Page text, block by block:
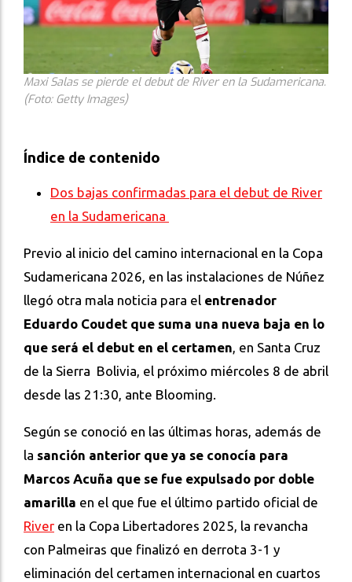
Maxi Salas se pierde el debut de River en la Sudamericana.
(Foto: Getty Images)
Índice de contenido
Dos bajas confirmadas para el debut de River
en la Sudamericana
Previo al inicio del camino internacional en la Copa
Sudamericana 2026, en las instalaciones de Núñez
llegó otra mala noticia para el entrenador
Eduardo Coudet que suma una nueva baja en lo
que será el debut en el certamen, en Santa Cruz
de la Sierra Bolivia, el próximo miércoles 8 de abril
desde las 21:30, ante Blooming.
Según se conoció en las últimas horas, además de
la sanción anterior que ya se conocía para
Marcos Acuña que se fue expulsado por doble
amarilla en el que fue el último partido oficial de
River en la Copa Libertadores 2025, la revancha
con Palmeiras que finalizó en derrota 3-1 y
eliminación del certamen internacional en cuartos